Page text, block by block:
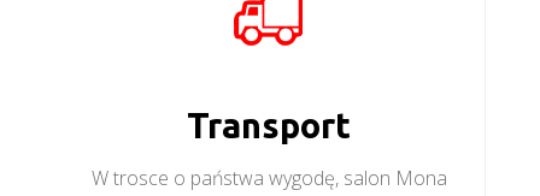
Transport
W trosce o państwa wygodę, salon Mona